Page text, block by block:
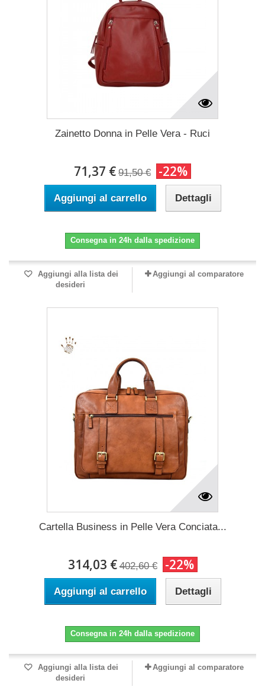
Zainetto Donna in Pelle Vera - Ruci
71,37 € 91,50 € -22%
Aggiungi al carrello Dettagli
Consegna in 24h dalla spedizione
Aggiungi alla lista dei
desideri
Aggiungi al comparatore
Cartella Business in Pelle Vera Conciata...
314,03 € 402,60 € -22%
Aggiungi al carrello Dettagli
Consegna in 24h dalla spedizione
Aggiungi alla lista dei
desideri
Aggiungi al comparatore